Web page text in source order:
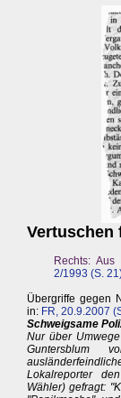
Vertuschen
Rechts:
2/1993 (S.
Übergriffe gegen
in: FR, 20.9.2007
Schweigsame
Nur über
Guntersblum
Lokalreporter
Wähler) gefragt: